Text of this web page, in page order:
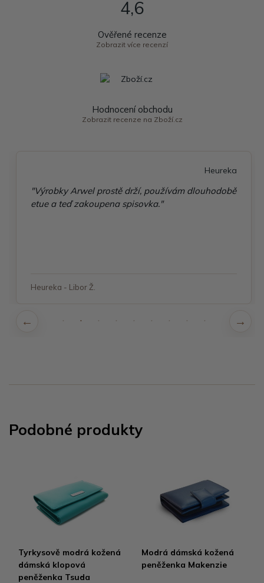
4,6
Ověřené recenze
Zobrazit více recenzí
Hodnocení obchodu
Zobrazit recenze na Zboží.cz
Heureka
"Výrobky Arwel prostě drží, používám dlouhodobě
etue a teď zakoupena spisovka."
Heureka - Libor Ž.
Podobné produkty
Tyrkysově modrá kožená
dámská klopová
peněženka Tsuda
Modrá dámská kožená
peněženka Makenzie